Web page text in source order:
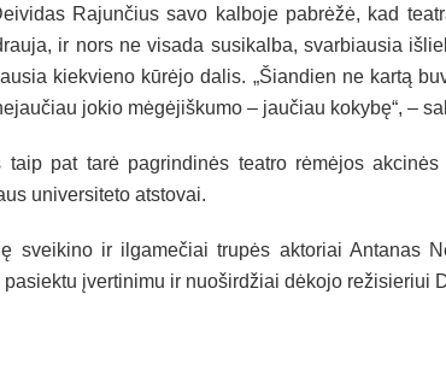
Rajunčius savo kalboje pabrėžė, kad
ir nors ne visada susikalba, svarbiausia
kiekvieno kūrėjo dalis. „Šiandien ne kartą
jokio mėgėjiškumo – jaučiau kokybę“, –
taip pat tarė pagrindinės teatro rėmėjos akcinės
universiteto atstovai.
sveikino ir ilgamečiai trupės aktoriai Antanas
įvertinimu ir nuoširdžiai dėkojo režisieriui